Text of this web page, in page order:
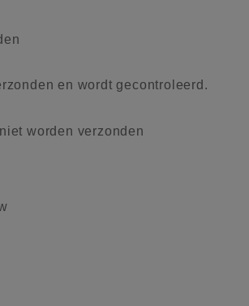
en wordt gecontroleerd.
worden verzonden